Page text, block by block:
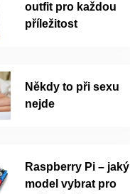
outfit pro každou
příležitost
Někdy to při sexu
nejde
Raspberry Pi – jaký
model vybrat pro